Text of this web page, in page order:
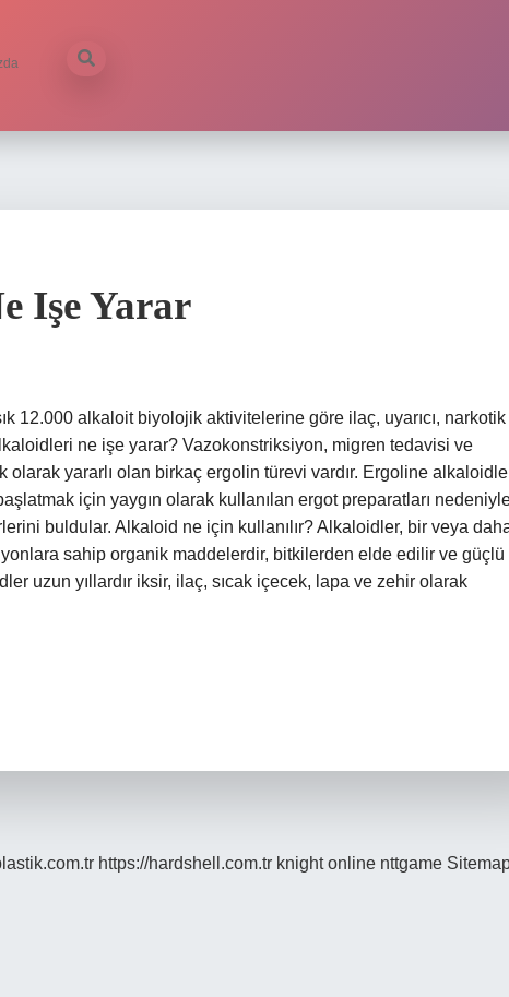
Işe Yarar
12.000 alkaloit biyolojik aktivitelerine göre ilaç, uyarıcı, narkotik
ne işe yarar? Vazokonstriksiyon, migren tedavisi ve
olarak yararlı olan birkaç ergolin türevi vardır. Ergoline
için yaygın olarak kullanılan ergot preparatları
buldular. Alkaloid ne için kullanılır? Alkaloidler, bir veya
sahip organik maddelerdir, bitkilerden elde edilir ve güçlü
uzun yıllardır iksir, ilaç, sıcak içecek, lapa ve zehir olarak
https://hardshell.com.tr knight online nttgame